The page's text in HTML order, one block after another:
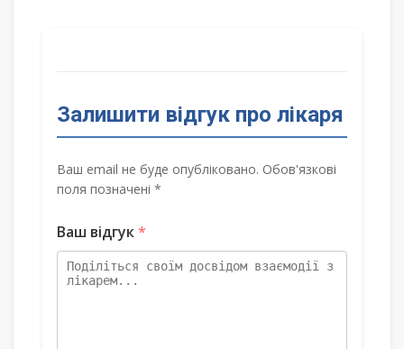
Залишити відгук про лікаря
Ваш email не буде опубліковано. Обов'язкові
поля позначені *
Ваш відгук*